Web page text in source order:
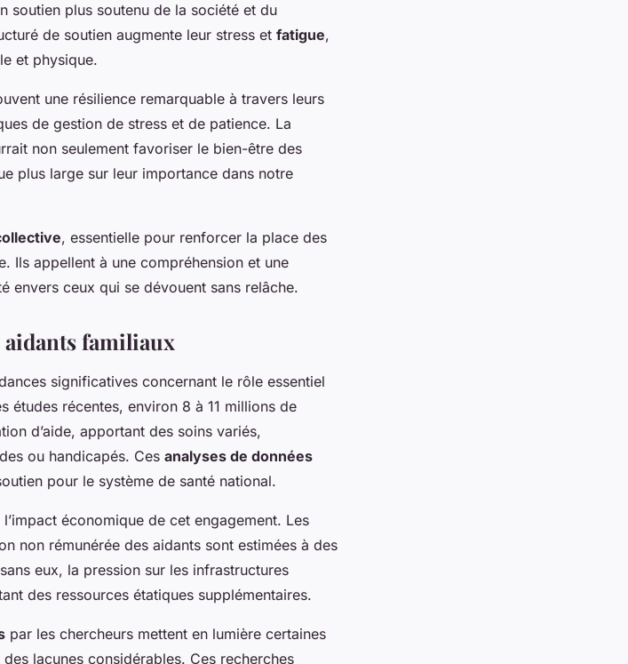
soutien plus soutenu de la société et du
de soutien augmente leur stress et fatigue,
et physique.
une résilience remarquable à travers leurs
de gestion de stress et de patience. La
non seulement favoriser le bien-être des
plus large sur leur importance dans notre
, essentielle pour renforcer la place des
Ils appellent à une compréhension et une
envers ceux qui se dévouent sans relâche.
aidants familiaux
significatives concernant le rôle essentiel
études récentes, environ 8 à 11 millions de
d’aide, apportant des soins variés,
ou handicapés. Ces analyses de données
pour le système de santé national.
économique de cet engagement. Les
non rémunérée des aidants sont estimées à des
eux, la pression sur les infrastructures
des ressources étatiques supplémentaires.
par les chercheurs mettent en lumière certaines
lacunes considérables. Ces recherches